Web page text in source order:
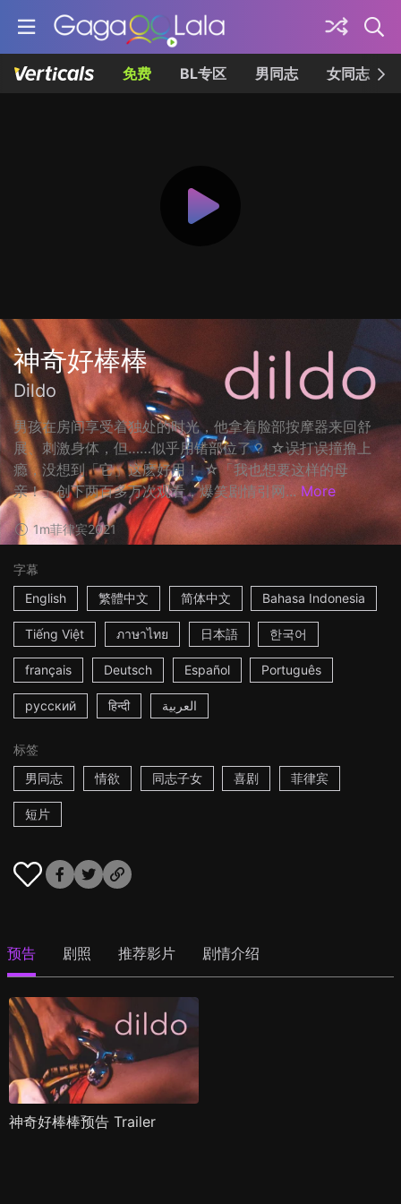
免费 BL专区 男同志 女同志
神奇好棒棒
Dildo
男孩在房间享受着独处的时光，他拿着脸部按摩器来回舒
展、刺激身体，但……似乎用错部位了？ ☆误打误撞撸上
瘾，没想到「它」这麽好用！ ☆「我也想要这样的母
亲！」创下两百多万次观看，爆笑剧情引网... More
1m菲律宾2021
字幕
English
繁體中文 简体中文 Bahasa Indonesia
Tiếng Việt ภาษาไทย 日本語 한국어
français Deutsch Español Português
русский हिन्दी العربية
标签
男同志
情欲 同志子女 喜剧 菲律宾
短片
预告 剧照 推荐影片 剧情介绍
神奇好棒棒预告 Trailer